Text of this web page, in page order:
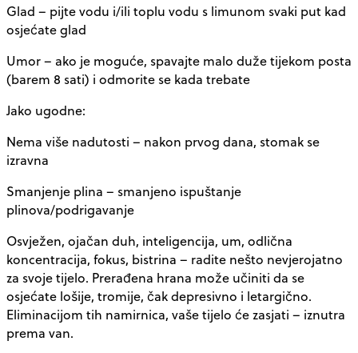
Glad – pijte vodu i/ili toplu vodu s limunom svaki put kad
osjećate glad
Umor – ako je moguće, spavajte malo duže tijekom posta
(barem 8 sati) i odmorite se kada trebate
Jako ugodne:
Nema više nadutosti – nakon prvog dana, stomak se
izravna
Smanjenje plina – smanjeno ispuštanje
plinova/podrigavanje
Osvježen, ojačan duh, inteligencija, um, odlična
koncentracija, fokus, bistrina – radite nešto nevjerojatno
za svoje tijelo. Prerađena hrana može učiniti da se
osjećate lošije, tromije, čak depresivno i letargično.
Eliminacijom tih namirnica, vaše tijelo će zasjati – iznutra
prema van.